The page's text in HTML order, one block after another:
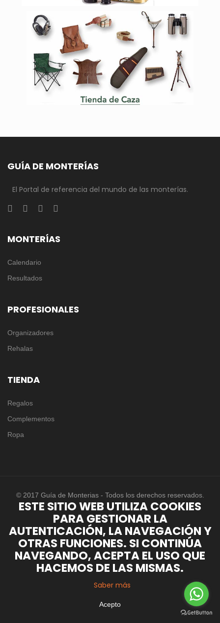
GUÍA DE MONTERÍAS
El Portal de referencia del mundo de las monterías.
MONTERÍAS
Calendario
Resultados
PROFESIONALES
Organizadores
Rehalas
TIENDA
Regalos
Complementos
Ropa
© 2017 Guía de Monterias - Todos los derechos reservados.
ESTE SITIO WEB UTILIZA COOKIES
PARA GESTIONAR LA
AUTENTICACIÓN, LA NAVEGACIÓN Y
OTRAS FUNCIONES. SI CONTINÚA
NAVEGANDO, ACEPTA EL USO QUE
HACEMOS DE LAS MISMAS.
Saber más
Acepto